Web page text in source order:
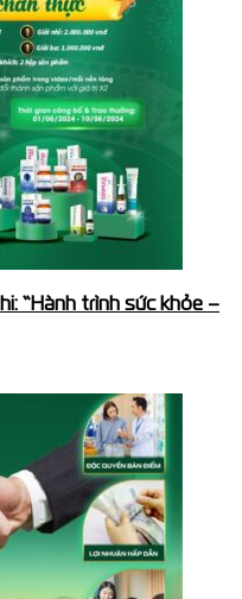
“Hành trình sức khỏe –